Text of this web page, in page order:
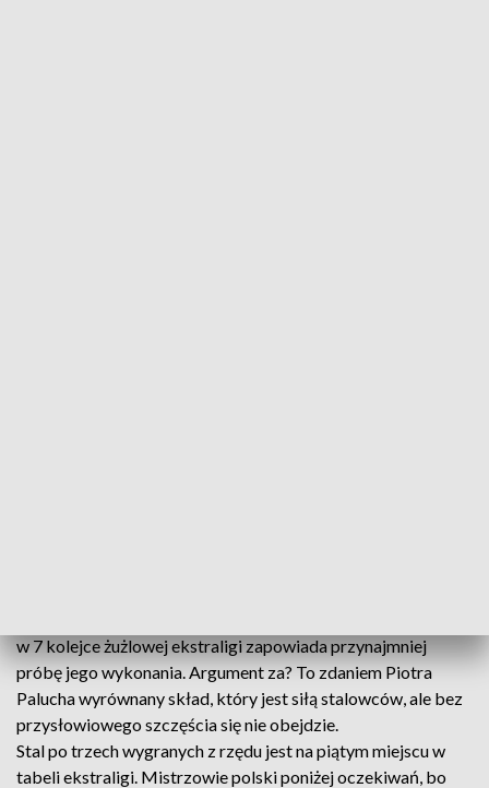
w 7 kolejce żużlowej ekstraligi zapowiada przynajmniej
próbę jego wykonania. Argument za? To zdaniem Piotra
Palucha wyrównany skład, który jest siłą stalowców, ale bez
przysłowiowego szczęścia się nie obejdzie.
Stal po trzech wygranych z rzędu jest na piątym miejscu w
tabeli ekstraligi. Mistrzowie polski poniżej oczekiwań, bo